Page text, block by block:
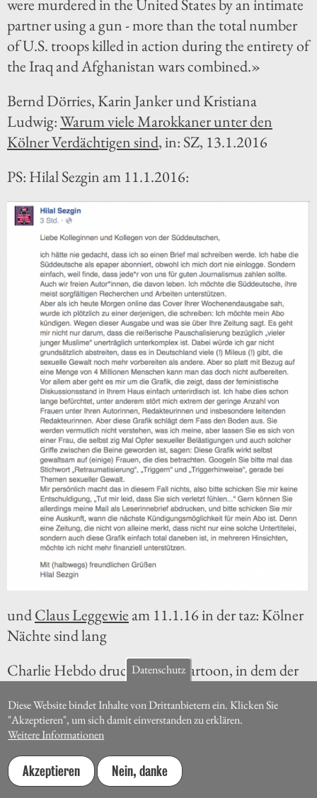
were murdered in the United States by an intimate
partner using a gun - more than the total number
of U.S. troops killed in action during the entirety of
the Iraq and Afghanistan wars combined.»
Bernd Dörries, Karin Janker und Kristiana
Ludwig:Warum viele Marokkaner unter den
Kölner Verdächtigen sind, in: SZ, 13.1.2016
PS: Hilal Sezgin am 11.1.2016:
undClaus Leggewieam 11.1.16 in der taz: Kölner
Nächte sind lang
Charlie Hebdo druckt einen Cartoon, in dem der
zukünftiger Arschgrabscher in Deutschland
gezeichnet wird -
Der Tagesanzeiger am 13.1.2016: «Begeht ein
Ausländer ein Delikt, ist es mehr als ein Delikt,
Datenschutz
Diese Website bindet Inhalte von Drittanbietern ein. Klicken Sie
"Akzeptieren", um sich damit einverstanden zu erklären.
Weitere Informationen
Akzeptieren Nein, danke